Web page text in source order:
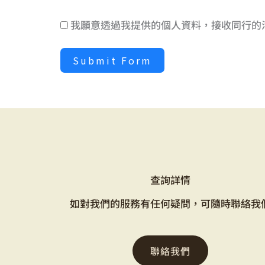
我願意透過我提供的個人資料，接收同行的
Submit Form
查詢詳情
如對我們的服務有任何疑問，可隨時聯絡我
聯絡我們